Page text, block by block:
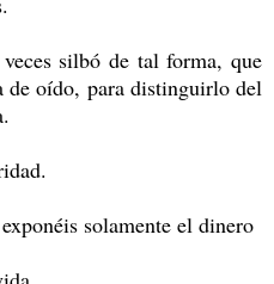
silbó de tal forma, que
de oído, para distinguirlo del
solamente el dinero